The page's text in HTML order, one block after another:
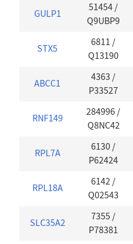
GULP1
51454 /
Q9UBP9
STX5
6811 /
Q13190
ABCC1
4363 /
P33527
RNF149
284996 /
Q8NC42
RPL7A
6130 /
P62424
RPL18A
6142 /
Q02543
SLC35A2
7355 /
P78381